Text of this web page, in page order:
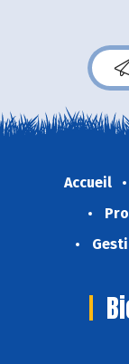
Accueil